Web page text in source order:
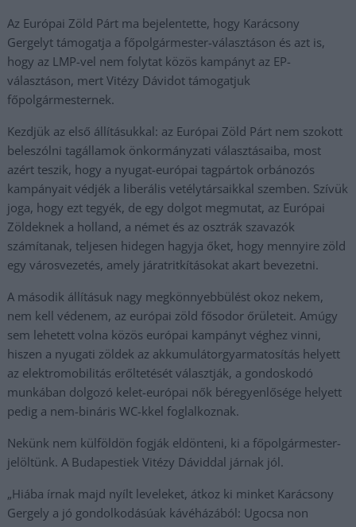
Az Európai Zöld Párt ma bejelentette, hogy Karácsony
Gergelyt támogatja a főpolgármester-választáson és azt is,
hogy az LMP-vel nem folytat közös kampányt az EP-
választáson, mert Vitézy Dávidot támogatjuk
főpolgármesternek.
Kezdjük az első állításukkal: az Európai Zöld Párt nem szokott
beleszólni tagállamok önkormányzati választásaiba, most
azért teszik, hogy a nyugat-európai tagpártok orbánozós
kampányait védjék a liberális vetélytársaikkal szemben. Szívük
joga, hogy ezt tegyék, de egy dolgot megmutat, az Európai
Zöldeknek a holland, a német és az osztrák szavazók
számítanak, teljesen hidegen hagyja őket, hogy mennyire zöld
egy városvezetés, amely járatritkításokat akart bevezetni.
A második állításuk nagy megkönnyebbülést okoz nekem,
nem kell védenem, az európai zöld fősodor őrületeit. Amúgy
sem lehetett volna közös európai kampányt véghez vinni,
hiszen a nyugati zöldek az akkumulátorgyarmatosítás helyett
az elektromobilitás erőltetését választják, a gondoskodó
munkában dolgozó kelet-európai nők béregyenlősége helyett
pedig a nem-bináris WC-kkel foglalkoznak.
Nekünk nem külföldön fogják eldönteni, ki a főpolgármester-
jelöltünk. A Budapestiek Vitézy Dáviddal járnak jól.
„Hiába írnak majd nyílt leveleket, átkoz ki minket Karácsony
Gergely a jó gondolkodásúak kávéházából: Ugocsa non